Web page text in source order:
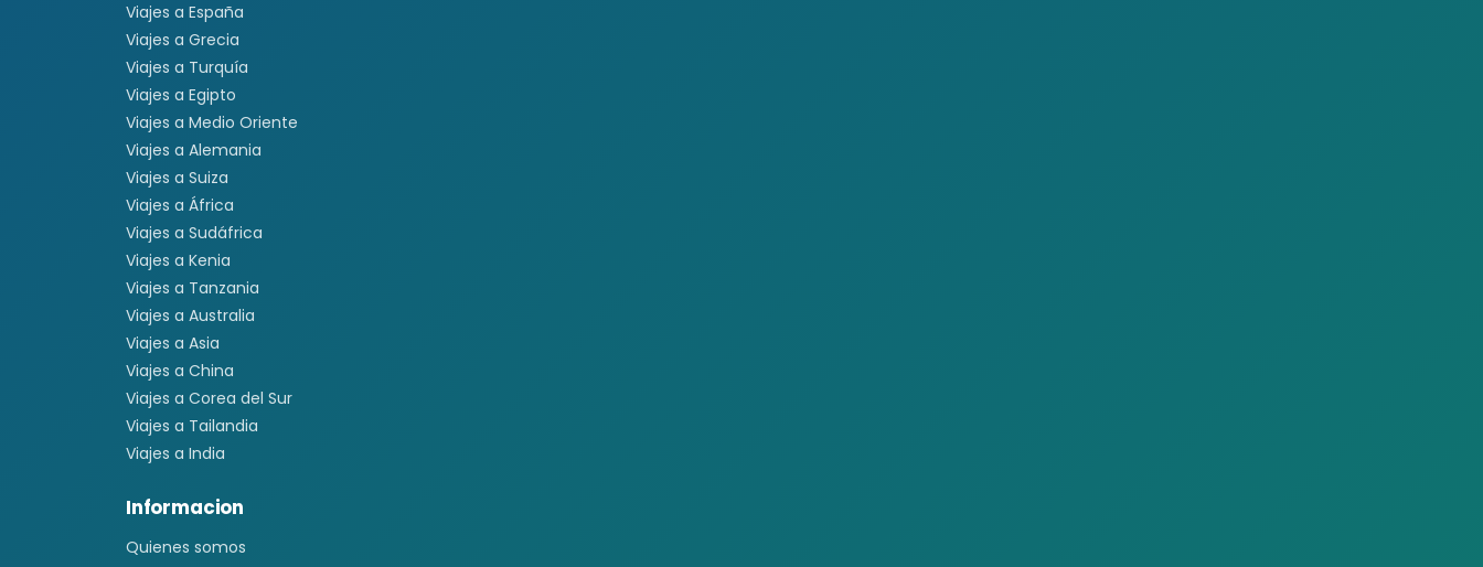
Viajes a España
Viajes a Grecia
Viajes a Turquía
Viajes a Egipto
Viajes a Medio Oriente
Viajes a Alemania
Viajes a Suiza
Viajes a África
Viajes a Sudáfrica
Viajes a Kenia
Viajes a Tanzania
Viajes a Australia
Viajes a Asia
Viajes a China
Viajes a Corea del Sur
Viajes a Tailandia
Viajes a India
Informacion
Quienes somos